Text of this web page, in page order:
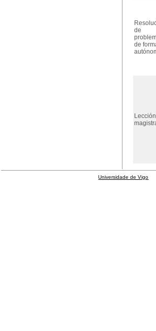
de
de
Lección
Universidade de Vigo |